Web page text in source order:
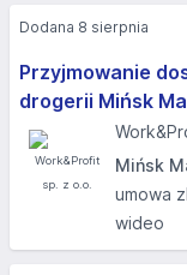
Przyjmowanie
drogerii Mińsk
Mińsk
umowa
wideo
Dodana 8 sierpnia